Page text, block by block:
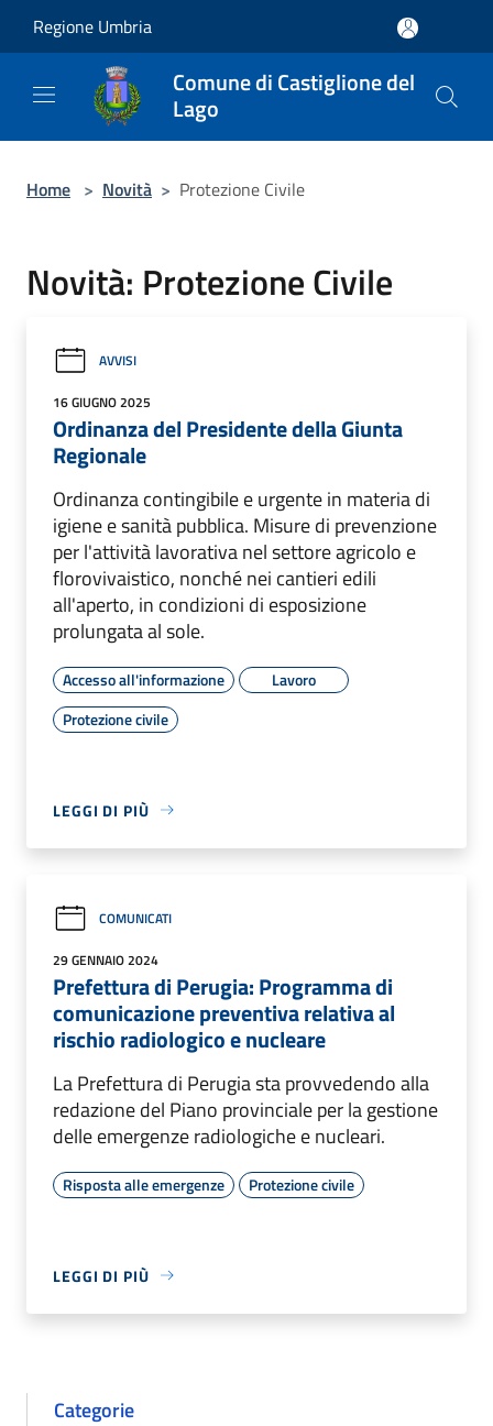
Regione Umbria
Comune di Castiglione del
Lago
Home > Novità > Protezione Civile
Novità: Protezione Civile
AVVISI
16 GIUGNO 2025
Ordinanza del Presidente della Giunta
Regionale
Ordinanza contingibile e urgente in materia di
igiene e sanità pubblica. Misure di prevenzione
per l'attività lavorativa nel settore agricolo e
florovivaistico, nonché nei cantieri edili
all'aperto, in condizioni di esposizione
prolungata al sole.
Accesso all'informazione
Lavoro
Protezione civile
LEGGI DI PIÙ
COMUNICATI
29 GENNAIO 2024
Prefettura di Perugia: Programma di
comunicazione preventiva relativa al
rischio radiologico e nucleare
La Prefettura di Perugia sta provvedendo alla
redazione del Piano provinciale per la gestione
delle emergenze radiologiche e nucleari.
Risposta alle emergenze Protezione civile
LEGGI DI PIÙ
Categorie